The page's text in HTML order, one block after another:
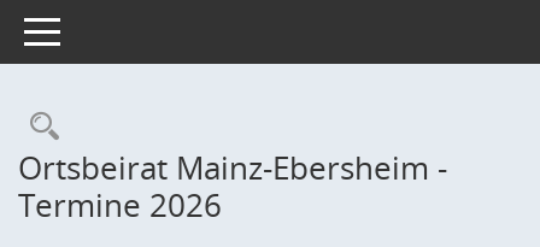
Toggle navigation
Rechercheauswahl
Ortsbeirat Mainz-Ebersheim -
Termine 2026